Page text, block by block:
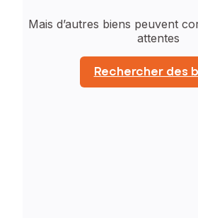
Mais d’autres biens peuvent
attentes
Rechercher des